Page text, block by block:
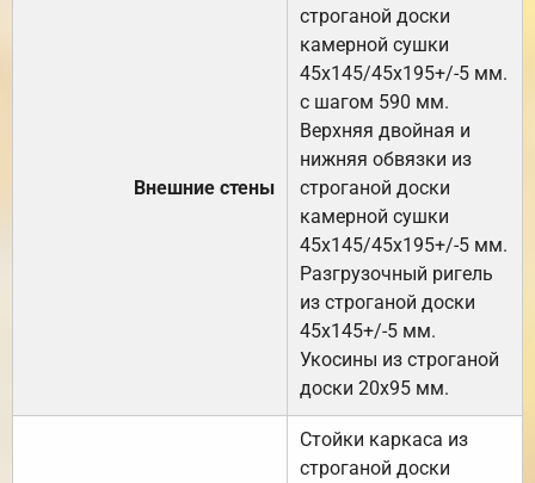
Внешние стены
строганой доски
камерной сушки
45х145/45х195+/-5 мм.
с шагом 590 мм.
Верхняя двойная и
нижняя обвязки из
строганой доски
камерной сушки
45х145/45х195+/-5 мм.
Разгрузочный ригель
из строганой доски
45х145+/-5 мм.
Укосины из строганой
доски 20х95 мм.
Стойки каркаса из
строганой доски